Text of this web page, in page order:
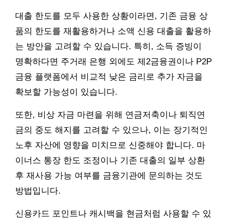
대출 한도를 모두 사용한 상황이라면, 기존 금융 상
품의 한도를 재활용하거나 소액 신용 대출을 활용하
는 방안을 고려할 수 있습니다. 특히, 소득 증빙이
명확하다면 주거래 은행 외에도 제2금융권이나 P2P
금융 플랫폼에서 비교적 낮은 금리로 추가 자금을
확보할 가능성이 있습니다.
또한, 비상 자금 마련을 위해 연금저축이나 퇴직연
금의 중도 해지를 고려할 수 있으나, 이는 장기적인
노후 자산에 영향을 미치므로 신중해야 합니다. 마
이너스 통장 한도 조정이나 기존 대출의 일부 상환
후 재사용 가능 여부를 금융기관에 문의하는 것도
방법입니다.
신용카드 포인트나 캐시백을 현금처럼 사용할 수 있